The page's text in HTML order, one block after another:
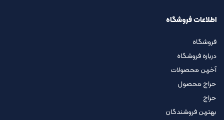
اطلاعات فروشگاه
فروشگاه
درباره فروشگاه
آخرین محصولات
حراج محصول
حراج
بهترین فروشندگان